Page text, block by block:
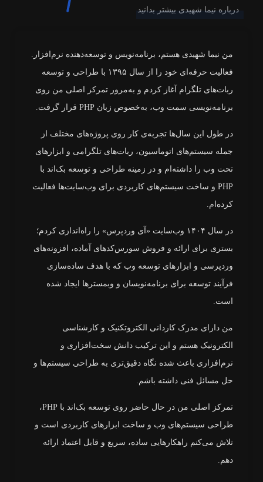
درباره نیما شهیدی بیشتر بدانید
من نیما شهیدی هستم، برنامه‌نویس و توسعه‌دهنده نرم‌افزار.
فعالیت حرفه‌ای خود را از سال ۱۳۹۵ با طراحی و توسعه
ربات‌های تلگرام آغاز کردم و به‌مرور تمرکز اصلی من روی
برنامه‌نویسی سمت وب، به‌خصوص زبان PHP قرار گرفت.
در طول این سال‌ها تجربه‌ی کار روی پروژه‌های مختلف از
جمله سیستم‌های اتوماسیون، ربات‌های تلگرامی و ابزارهای
تحت وب را داشته‌ام و در زمینه طراحی و توسعه بک‌اند با
PHP و ساخت سیستم‌های کاربردی برای وب‌سایت‌ها فعالیت
کرده‌ام.
در سال ۱۴۰۴ وب‌سایت «آی وردپرس» را راه‌اندازی کردم؛
بستری برای ارائه و فروش سورس‌کدهای آماده، افزونه‌های
وردپرسی و ابزارهای توسعه وب که با هدف ساده‌سازی
فرآیند توسعه برای برنامه‌نویسان و وبمسترها ایجاد شده
است.
من دارای مدرک کاردانی الکتروتکنیک و کارشناسی
الکترونیک هستم و این ترکیب دانش سخت‌افزاری و
نرم‌افزاری باعث شده نگاه دقیق‌تری به طراحی سیستم‌ها و
حل مسائل فنی داشته باشم.
تمرکز اصلی من در حال حاضر روی توسعه بک‌اند با PHP،
طراحی سیستم‌های وب و ساخت ابزارهای کاربردی است و
تلاش می‌کنم راهکارهایی ساده، سریع و قابل اعتماد ارائه
دهم.